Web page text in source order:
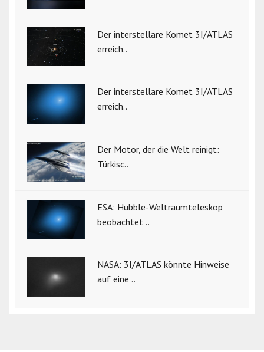
Der interstellare Komet 3I/ATLAS
erreich..
Der interstellare Komet 3I/ATLAS
erreich..
Der Motor, der die Welt reinigt:
Türkisc..
ESA: Hubble-Weltraumteleskop
beobachtet ..
NASA: 3I/ATLAS könnte Hinweise
auf eine ..